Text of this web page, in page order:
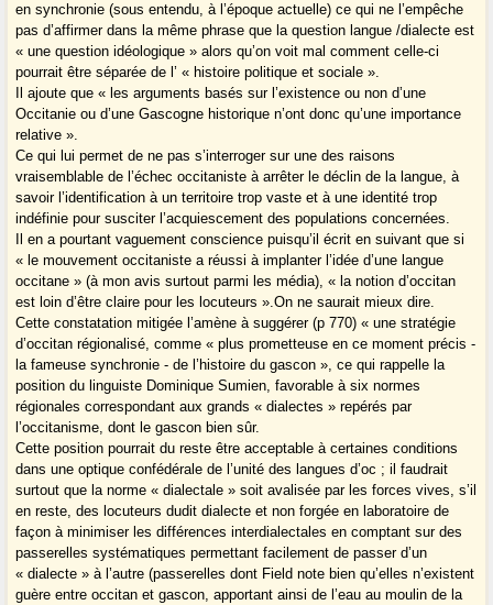
en synchronie (sous entendu, à l’époque actuelle) ce qui ne l’empêche
pas d’affirmer dans la même phrase que la question langue /dialecte est
« une question idéologique » alors qu’on voit mal comment celle-ci
pourrait être séparée de l’ « histoire politique et sociale ».
Il ajoute que « les arguments basés sur l’existence ou non d’une
Occitanie ou d’une Gascogne historique n’ont donc qu’une importance
relative ».
Ce qui lui permet de ne pas s’interroger sur une des raisons
vraisemblable de l’échec occitaniste à arrêter le déclin de la langue, à
savoir l’identification à un territoire trop vaste et à une identité trop
indéfinie pour susciter l’acquiescement des populations concernées.
Il en a pourtant vaguement conscience puisqu’il écrit en suivant que si
« le mouvement occitaniste a réussi à implanter l’idée d’une langue
occitane » (à mon avis surtout parmi les média), « la notion d’occitan
est loin d’être claire pour les locuteurs ».On ne saurait mieux dire.
Cette constatation mitigée l’amène à suggérer (p 770) « une stratégie
d’occitan régionalisé, comme « plus prometteuse en ce moment précis -
la fameuse synchronie - de l’histoire du gascon », ce qui rappelle la
position du linguiste Dominique Sumien, favorable à six normes
régionales correspondant aux grands « dialectes » repérés par
l’occitanisme, dont le gascon bien sûr.
Cette position pourrait du reste être acceptable à certaines conditions
dans une optique confédérale de l’unité des langues d’oc ; il faudrait
surtout que la norme « dialectale » soit avalisée par les forces vives, s’il
en reste, des locuteurs dudit dialecte et non forgée en laboratoire de
façon à minimiser les différences interdialectales en comptant sur des
passerelles systématiques permettant facilement de passer d’un
« dialecte » à l’autre (passerelles dont Field note bien qu’elles n’existent
guère entre occitan et gascon, apportant ainsi de l’eau au moulin de la